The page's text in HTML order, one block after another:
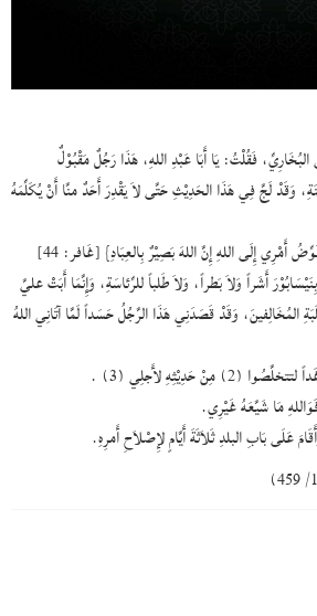
فَقُلْتُ: يَا أَبَا عَبْدِ اللهِ، هَذَا رَجُلٌ مَقْبُوْلٌ
وَقَدْ لَجَّ فِي هَذَا الحَدِيْثِ حَتَّى لاَ يَقْدِرَ أَحَدٌ منَّا أَنْ يُكَلِّمَهُ
فَقبضَ عَلَى لِحْيَتِهِ، ثُمَّ قَالَ: {وَأَفَوِّضُ أَمْرِي إِلَى اللهِ إِنَّ اللهَ بَصِيْرٌ بِالعِبَادِ} [غَافر: 44]
أَشَراً وَلاَ بَطراً، وَلاَ طَلباً للرِّئاسَةِ، وَإِنَّمَا أَبَتْ عليَّ
وَقَدْ قَصَدَنِي هَذَا الرَّجُلُ حَسَداً لَمَّا آتَانِي اللهُ
حَدِيْثِهِ لأَجلِي (3) .
مَا شَيَّعَهُ غَيْرِي.
عَلَى بَابِ البلدِ ثَلاَثَةَ أَيَّامٍ لإِصْلاَحِ أَمرِهِ.